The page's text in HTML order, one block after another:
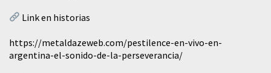
Link en historias
https://metaldazeweb.com/pestilence-en-vivo-en-
argentina-el-sonido-de-la-perseverancia/